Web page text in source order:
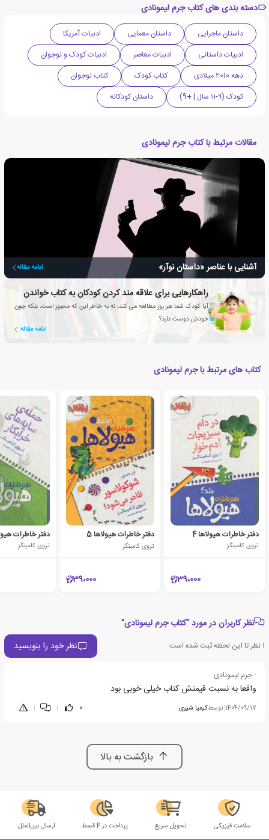
دسته بندی های کتاب جرم لیمونادی
داستان ماجرایی داستان معمایی
ادبیات آمریکا
ادبیات داستانی
ادبیات معاصر
ادبیات کودک و نوجوان
دهه 2010 میلادی
کتاب کودک
کتاب نوجوان
کودک (۹-۱۱ سال | +9)
داستان کودکانه
مقالات مرتبط با کتاب جرم لیمونادی
آشنایی با عناصر «داستان نوآر» ادامه مقاله
راهکارهایی برای علاقه مند کردن کودکان به کتاب خواندن
آیا کودک شما هر روز مطالعه می کند، نه به خاطر این که مجبور است، بلکه چون
خودش دوست دارد؟
ادامه مقاله
کتاب های مرتبط با جرم لیمونادی
دفتر خاطرات هیولاها 4
تروی کامینگز
39،000
دفتر خاطرات هیولاها 5
تروی کامینگز
39،000
دفتر خاطرات
تروی کامینگز
نظر کاربران در مورد "کتاب جرم لیمونادی"
1نظر تا این لحظه ثبت شده است نظر خود را بنویسید
- جرم لیمونادی
واقعا به نسبت قیمتش کتاب خیلی خوبی بود
1404/09/17
|توسطکیمیا شیری 0
|
|
بازگشت به بالا
سلامت فیزیکی تحویل سریع پرداخت در 4 قسط ارسال بین‌الملل